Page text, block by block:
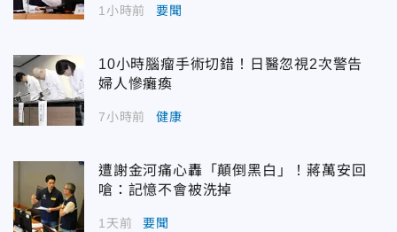
1小時前 要聞
10小時腦瘤手術切錯！日醫忽視2次警告
婦人慘癱瘓
7小時前 健康
遭謝金河痛心轟「顛倒黑白」！蔣萬安回
嗆：記憶不會被洗掉
1天前 要聞